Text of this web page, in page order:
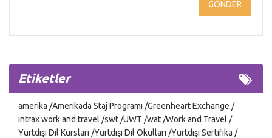
Etiketler
amerika Amerikada Staj Programı Greenheart Exchange
intrax work and travel swt UWT wat Work and Travel
Yurtdışı Dil Kursları Yurtdışı Dil Okulları Yurtdışı Sertifika